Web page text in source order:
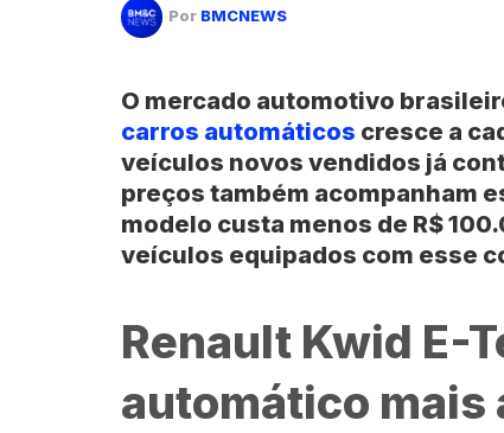
Por BMCNEWS
O mercado automotivo
carros automáticos cresce a
veículos novos vendidos já
preços também acompanham
modelo custa menos de R$
veículos equipados com esse
Renault Kwid E-
automático mais